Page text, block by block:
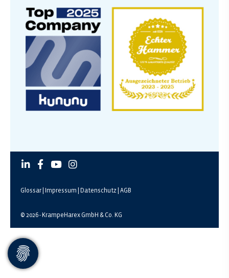
© 2026 - KrampeHarex GmbH & Co. KG
Glossar Impressum Datenschutz AGB